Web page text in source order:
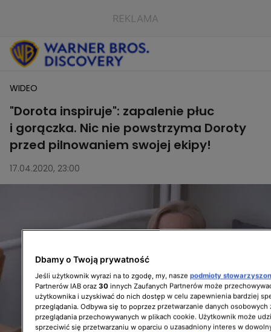
WIDEO
"Dorota inspiruje": zapalenie płuc
i gorączka. Nic nie powstrzyma Doroty
przed pilnowaniem swojej ekipy!
17.04.2020, 23:00
Dbamy o Twoją prywatność
Jeśli użytkownik wyrazi na to zgodę, my, nasze podmioty
Partnerów IAB oraz 30 innych Zaufanych Partnerów może
użytkownika i uzyskiwać do nich dostęp w celu zapewnienia bardziej
przeglądania. Odbywa się to poprzez przetwarzanie danych osobowych
przeglądania przechowywanych w plikach cookie. Użytkownik może
sprzeciwić się przetwarzaniu w oparciu o uzasadniony interes w